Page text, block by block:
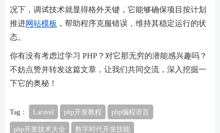
况下，调试技术就显得格外关键，它能够确保项目按计划
推进网站模板
，帮助程序克服错误，维持其稳定运行的状
态。
你有没有考虑过学习 PHP？对它那无穷的潜能感兴趣吗？
不妨点赞并转发这篇文章，让我们共同交流，深入挖掘一
下它的奥秘！
Tag： Laravel php开发教程 php编程语言
php开发技术大全 数字时代开发技能